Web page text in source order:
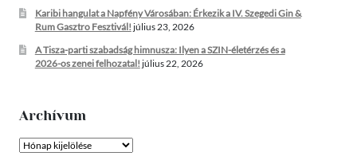
Karibi hangulat a Napfény Városában: Érkezik a IV. Szegedi Gin &
Rum Gasztro Fesztivál! július 23, 2026
A Tisza-parti szabadság himnusza: Ilyen a SZIN-életérzés és a
2026-os zenei felhozatal! július 22, 2026
Archívum
Archívum